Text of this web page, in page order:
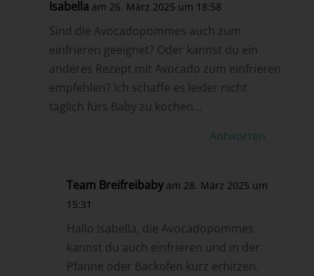
Isabella am 26. März 2025 um 18:58
Sind die Avocadopommes auch zum
einfrieren geeignet? Oder kannst du ein
anderes Rezept mit Avocado zum einfrieren
empfehlen? Ich schaffe es leider nicht
täglich fürs Baby zu kochen…
Antworten
Team Breifreibaby am 28. März 2025 um
15:31
Hallo Isabella, die Avocadopommes
kannst du auch einfrieren und in der
Pfanne oder Backofen kurz erhitzen.